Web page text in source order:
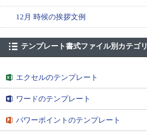
12月 時候の挨拶文例
テンプレート書式ファイル別カテゴリ
エクセルのテンプレート
ワードのテンプレート
パワーポイントのテンプレート